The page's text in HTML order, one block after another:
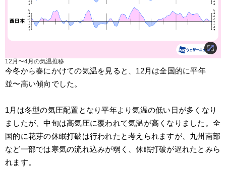
12月〜4月の気温推移
今冬から春にかけての気温を見ると、12月は全国的に平年
並〜高い傾向でした。
1月は冬型の気圧配置となり平年より気温の低い日が多くなり
ましたが、中旬は高気圧に覆われて気温が高くなりました。全
国的に花芽の休眠打破は行われたと考えられますが、九州南部
など一部では寒気の流れ込みが弱く、休眠打破が遅れたとみら
れます。